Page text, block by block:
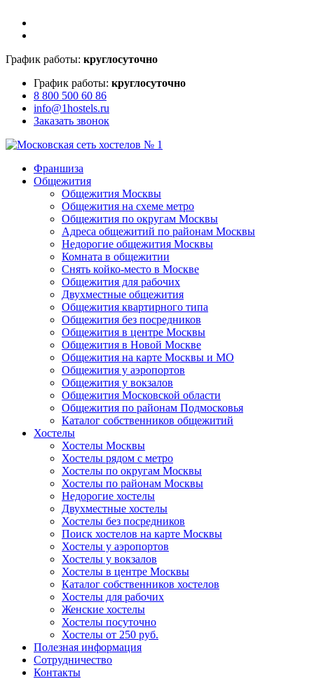
График работы: круглосуточно
График работы: круглосуточно
8 800 500 60 86
info@1hostels.ru
Заказать звонок
Франшиза
Общежития
Общежития Москвы
Общежития на схеме метро
Общежития по округам Москвы
Адреса общежитий по районам Москвы
Недорогие общежития Москвы
Комната в общежитии
Снять койко-место в Москве
Общежития для рабочих
Двухместные общежития
Общежития квартирного типа
Общежития без посредников
Общежития в центре Москвы
Общежития в Новой Москве
Общежития на карте Москвы и МО
Общежития у аэропортов
Общежития у вокзалов
Общежития Московской области
Общежития по районам Подмосковья
Каталог собственников общежитий
Хостелы
Хостелы Москвы
Хостелы рядом с метро
Хостелы по округам Москвы
Хостелы по районам Москвы
Недорогие хостелы
Двухместные хостелы
Хостелы без посредников
Поиск хостелов на карте Москвы
Хостелы у аэропортов
Хостелы у вокзалов
Хостелы в центре Москвы
Каталог собственников хостелов
Хостелы для рабочих
Женские хостелы
Хостелы посуточно
Хостелы от 250 руб.
Полезная информация
Сотрудничество
Контакты